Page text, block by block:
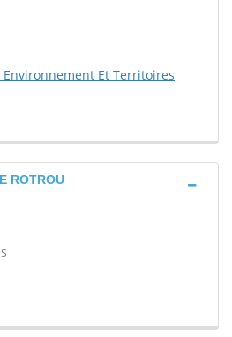
Et Territoires
ROTROU